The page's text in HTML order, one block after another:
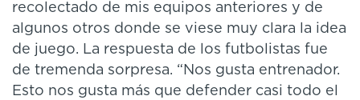
recolectado de mis equipos anteriores y de
algunos otros donde se viese muy clara la idea
de juego. La respuesta de los futbolistas fue
de tremenda sorpresa. “Nos gusta entrenador.
Esto nos gusta más que defender casi todo el